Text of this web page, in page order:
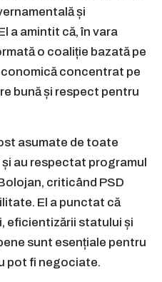
și
a amintit că, în vara
o coaliție bazată pe
concentrat pe
bună și respect pentru
asumate de toate
au respectat programul
criticând PSD
El a punctat că
eficientizării statului și
sunt esențiale pentru
pot fi negociate.